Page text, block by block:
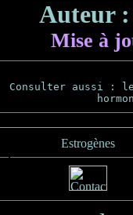
Auteur
Mise à
Consulter aussi :
Estrogènes